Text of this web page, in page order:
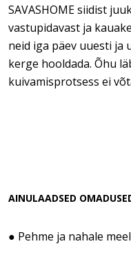
SAVASHOME siidist
vastupidavast ja
neid iga päev uuesti ja
kerge hooldada. Õhu
kuivamisprotsess ei
AINULAADSED
● Pehme ja nahale